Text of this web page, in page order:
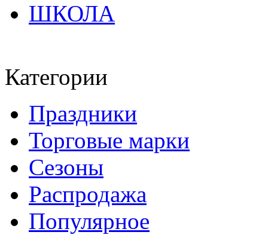
ШКОЛА
Категории
Праздники
Торговые марки
Сезоны
Распродажа
Популярное